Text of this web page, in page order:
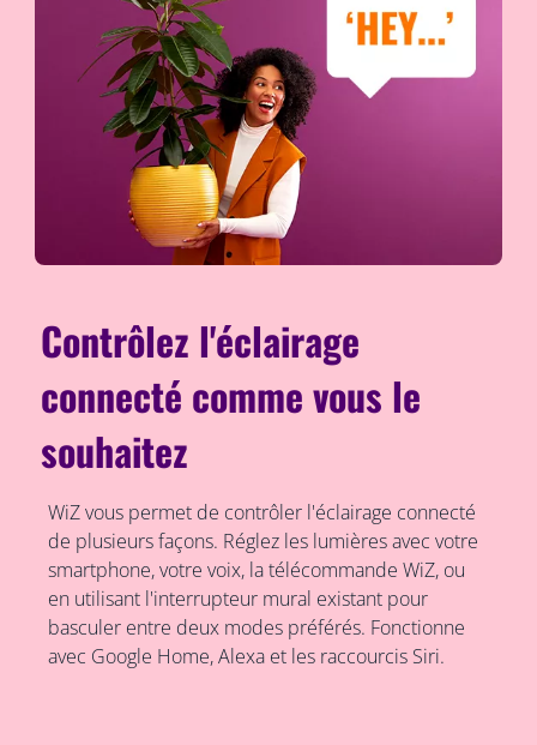
Contrôlez l'éclairage
connecté comme vous le
souhaitez
WiZ vous permet de contrôler l'éclairage connecté
de plusieurs façons. Réglez les lumières avec votre
smartphone, votre voix, la télécommande WiZ, ou
en utilisant l'interrupteur mural existant pour
basculer entre deux modes préférés. Fonctionne
avec Google Home, Alexa et les raccourcis Siri.